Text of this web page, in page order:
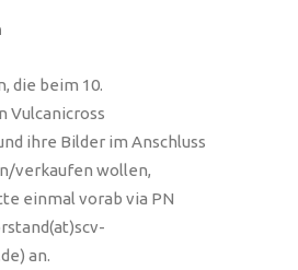
die beim 10.
Vulcanicross
ihre Bilder im Anschluss
verkaufen wollen,
einmal vorab via PN
an.